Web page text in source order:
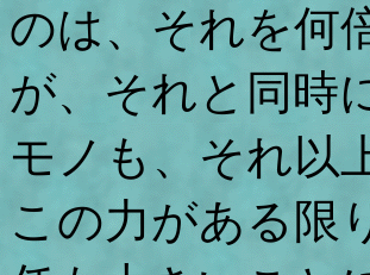
のは、それを何
が、それと同時
モノも、それ以
この力がある限